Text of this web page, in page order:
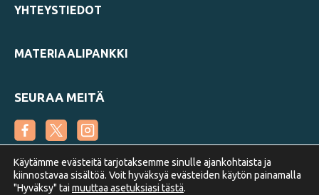
YHTEYSTIEDOT
MATERIAALIPANKKI
SEURAA MEITÄ
Suomen Metsäyhdistys
Käytämme evästeitä tarjotaksemme sinulle ajankohtaista ja
kiinnostavaa sisältöä. Voit hyväksyä evästeiden käytön painamalla
"Hyväksy" tai muuttaa asetuksiasi tästä.